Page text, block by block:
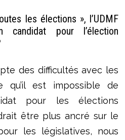
les élections », l’UDMF
candidat pour l’élection
des difficultés avec les
qu’il est impossible de
pour les élections
être plus ancré sur le
les législatives, nous